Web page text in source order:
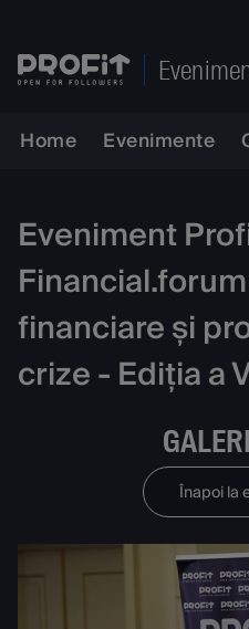
Home Evenimente
Eveniment
financiare și
crize - Ediția a
Înapoi la